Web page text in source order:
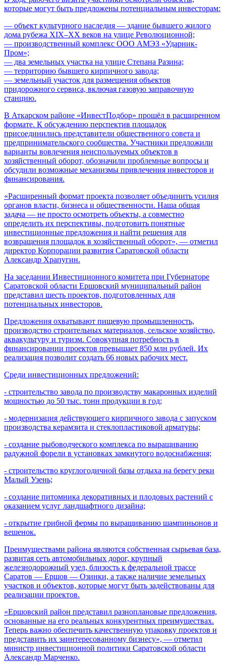
которые могут быть предложены потенциальным инвесторам:
— объект культурного наследия — здание бывшего жилого
дома рубежа XIX–XX веков на улице Революционной;
— производственный комплекс ООО АМЭЗ «Ударник-
Пром»;
— два земельных участка на улице Степана Разина;
— территорию бывшего кирпичного завода;
— земельный участок для размещения объектов
придорожного сервиса, включая газовую заправочную
станцию.
В Аткарском районе «ИнвестПодбор» прошёл в расширенном
формате. К обсуждению перспектив площадок
присоединились представители общественного совета и
предпринимательского сообщества. Участники предложили
варианты вовлечения неиспользуемых объектов в
хозяйственный оборот, обозначили проблемные вопросы и
обсудили возможные механизмы привлечения инвесторов и
финансирования.
«Расширенный формат проекта позволяет объединить усилия
органов власти, бизнеса и общественности. Наша общая
задача — не просто осмотреть объекты, а совместно
определить их перспективы, подготовить понятные
инвестиционные предложения и найти решения для
возвращения площадок в хозяйственный оборот», — отметил
директор Корпорации развития Саратовской области
Александр Храпугин.
На заседании Инвестиционного комитета при Губернаторе
Саратовской области Ершовский муниципальный район
представил шесть проектов, подготовленных для
потенциальных инвесторов.
Предложения охватывают пищевую промышленность,
производство строительных материалов, сельское хозяйство,
аквакультуру и туризм. Совокупная потребность в
финансировании проектов превышает 850 млн рублей. Их
реализация позволит создать 66 новых рабочих мест.
Среди инвестиционных предложений:
- строительство завода по производству макаронных изделий
мощностью до 50 тыс. тонн продукции в год;
- модернизация действующего кирпичного завода с запуском
производства керамзита и стеклопластиковой арматуры;
- создание рыбоводческого комплекса по выращиванию
радужной форели в установках замкнутого водоснабжения;
- строительство круглогодичной базы отдыха на берегу реки
Малый Узень;
- создание питомника декоративных и плодовых растений с
оказанием услуг ландшафтного дизайна;
- открытие грибной фермы по выращиванию шампиньонов и
вешенок.
Преимуществами района являются собственная сырьевая база,
развитая сеть автомобильных дорог, крупный
железнодорожный узел, близость к федеральной трассе
Саратов — Ершов — Озинки, а также наличие земельных
участков и объектов, которые могут быть задействованы для
реализации проектов.
«Ершовский район представил разноплановые предложения,
основанные на его реальных конкурентных преимуществах.
Теперь важно обеспечить качественную упаковку проектов и
представить их заинтересованному бизнесу», — отметил
министр инвестиционной политики Саратовской области
Александр Марченко.